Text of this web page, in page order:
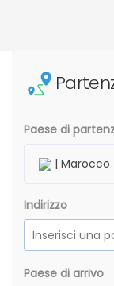
Paese di
| Marocco
Indirizzo
Paese di arrivo